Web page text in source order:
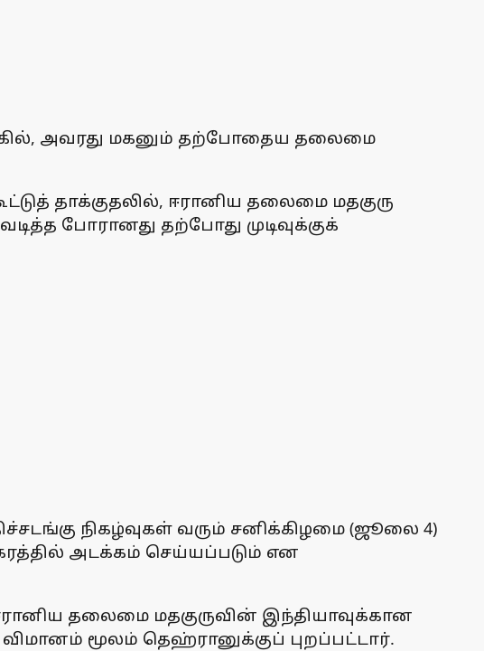
அவரது மகனும் தற்போதைய தலைமை
தாக்குதலில், ஈரானிய தலைமை மதகுரு
போரானது தற்போது முடிவுக்குக்
நிகழ்வுகள் வரும் சனிக்கிழமை (ஜூலை 4)
அடக்கம் செய்யப்படும் என
தலைமை மதகுருவின் இந்தியாவுக்கான
மூலம் தெஹ்ரானுக்குப் புறப்பட்டார்.